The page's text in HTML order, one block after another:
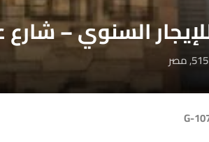
السنوي – شارع
G-